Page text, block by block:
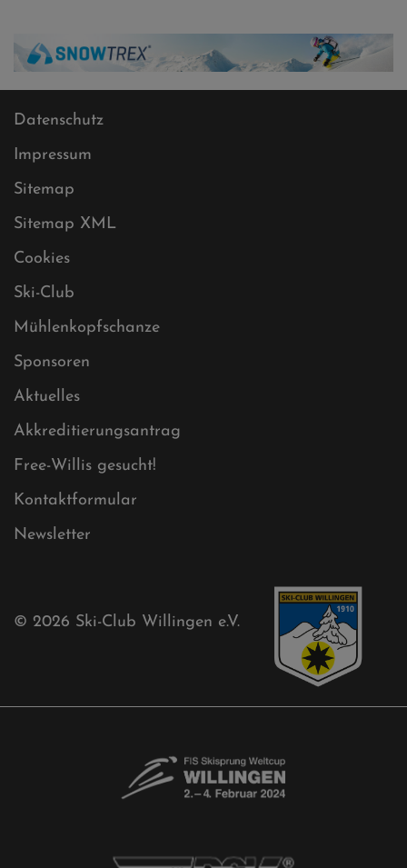
Datenschutz
Impressum
Sitemap
Sitemap XML
Cookies
Ski-Club
Mühlenkopfschanze
Sponsoren
Aktuelles
Akkreditierungsantrag
Free-Willis gesucht!
Kontaktformular
Newsletter
© 2026 Ski-Club Willingen e.V.